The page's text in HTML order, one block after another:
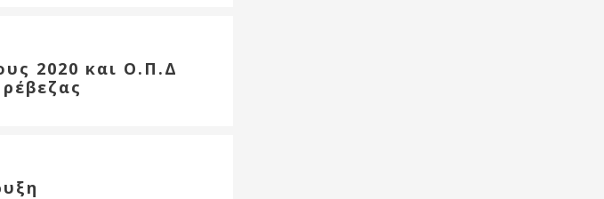
2020 και Ο.Π.Δ